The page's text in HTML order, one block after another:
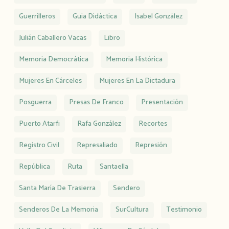
Guerrilleros
Guia Didáctica
Isabel González
Julián Caballero Vacas
Libro
Memoria Democrática
Memoria Histórica
Mujeres En Cárceles
Mujeres En La Dictadura
Posguerra
Presas De Franco
Presentación
Puerto Atarfi
Rafa González
Recortes
Registro Civil
Represaliado
Represión
República
Ruta
Santaella
Santa María De Trasierra
Sendero
Senderos De La Memoria
SurCultura
Testimonio